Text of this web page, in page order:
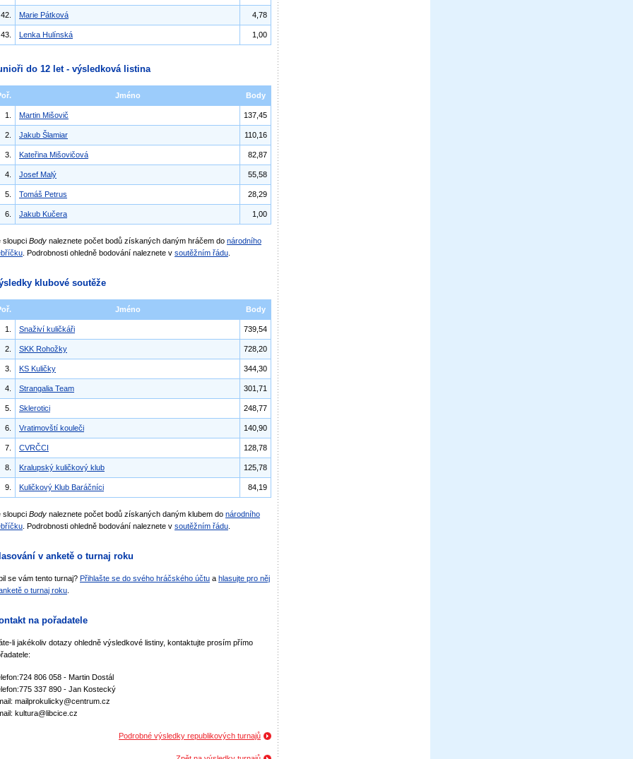
42. Marie Pátková 4,78
43. Lenka Hulínská 1,00
do 12 let - výsledková listina
Jméno Body
1. Martin Mišovič 137,45
2. Jakub Šlamiar 110,16
3. Kateřina Mišovičová 82,87
4. Josef Malý 55,58
5. Tomáš Petrus 28,29
6. Jakub Kučera 1,00
sloupci Body naleznete počet bodů získaných daným hráčem do národního
. Podrobnosti ohledně bodování naleznete v soutěžním řádu
klubové soutěže
Jméno Body
1. Snaživí kuličkáři 739,54
2. SKK Rohožky 728,20
3. KS Kuličky 344,30
4. Strangalia Team 301,71
5. Sklerotici 248,77
6. Vratimovští kouleči 140,90
7. CVRČCI 128,78
8. Kralupský kuličkový klub 125,78
9. Kuličkový Klub Baráčníci 84,19
sloupci Body naleznete počet bodů získaných daným klubem do národního
. Podrobnosti ohledně bodování naleznete v soutěžním řádu
v anketě o turnaj roku
se vám tento turnaj? Přihlašte se do svého hráčského účtu a hlasujte pro něj
o turnaj roku
na pořadatele
li jakékoliv dotazy ohledně výsledkové listiny, kontaktujte prosím přímo
806 058 - Martin Dostál
337 890 - Jan Kostecký
mailprokulicky@centrum.cz
kultura@libcice.cz
Podrobné výsledky republikových turnajů